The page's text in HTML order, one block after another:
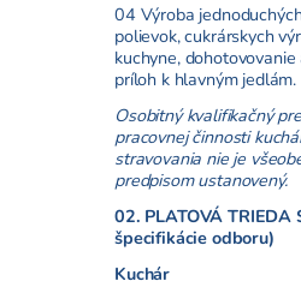
04 Výroba
polievok, cukrárskych
kuchyne,
príloh k hlavným jedlám.
Osobitný kvalifikačný
pracovnej činnosti
stravovania nie je
predpisom ustanovený.
02. PLATOVÁ
špecifikácie odboru)
Kuchár